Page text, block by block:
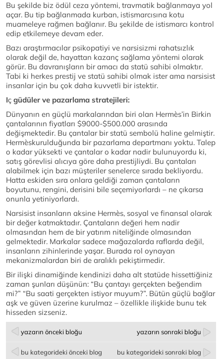
Bu şekilde biz ödül ceza yöntemi, travmatik bağlanmaya yol
açar. Bu tip bağlanmada kurban, istismarcısına kotu
muameleye rağmen bağlanır. Bu şekilde de istismarcı kontrol
edip etkilemeye devam eder.
Bazı araştırmacılar psikopatiyi ve narsisizmi rahatsızlık
olarak değil de, hayattan kazanç sağlama yöntemi olarak
görür. Bu davranışların bir amacı da statü sahibi olmaktır.
Tabi ki herkes prestij ve statü sahibi olmak ister ama narsisist
insanlar için bu çok daha kuvvetli bir istektir.
Iç güdüler ve pazarlama stratejileri:
Dünyanın en güçlü markalarından biri olan Hermès’in Birkin
çantalarının fiyatları $9000-$500.000 arasında
değişmektedir. Bu çantalar bir statü sembolü haline gelmiştir.
Hermèskurulduğunda bir pazarlama departmanı yoktu. Talep
o kadar yüksekti ve çantalar o kadar nadir bulunuyordu ki,
satış görevlisi alıcıya göre daha prestijliydi. Bu çantaları
alabilmek için bazı müşteriler senelerce sırada bekliyordu.
Hatta eskiden sıra onlara geldiği zaman çantaların
boyutunu, rengini, derisini bile seçemiyorlardı – ne çıkarsa
onunla yetiniyorlardı.
Narsisist insanların aksine Hermès, sosyal ve finansal olarak
bir değer katmaktadır. Çantaların değeri hem nadir
olmasından hem de bir yatırım niteliğinde olmasından
gelmektedir. Markalar sadece mağazalarda raflarda değil,
insanların zihinlerinde yaşar. Burada rol oynayan
mekanizmalardan biri de aralıklı pekiştirmedir.
Bir ilişki dinamiğinde kendinizi daha alt statüde hissettiğiniz
zaman şunları düşünün: “Bu çantayı gerçekten beğendim
mi?” “Bu saati gerçekten istiyor muyum?”. Bütün güçlü bağlar
aşk ve güven üzerine kurulmaz – özellikle ilişkide bunu tek
hisseden sizseniz.
yazarın önceki bloğu yazarın sonraki bloğu
bu kategorideki önceki blog bu kategorideki sonraki blog